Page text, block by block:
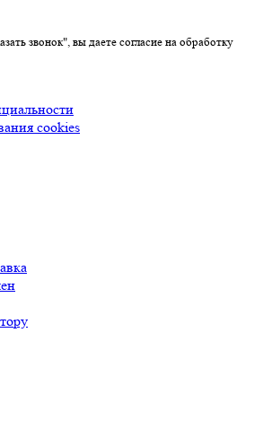
звонок", вы даете согласие на обработку
cookies